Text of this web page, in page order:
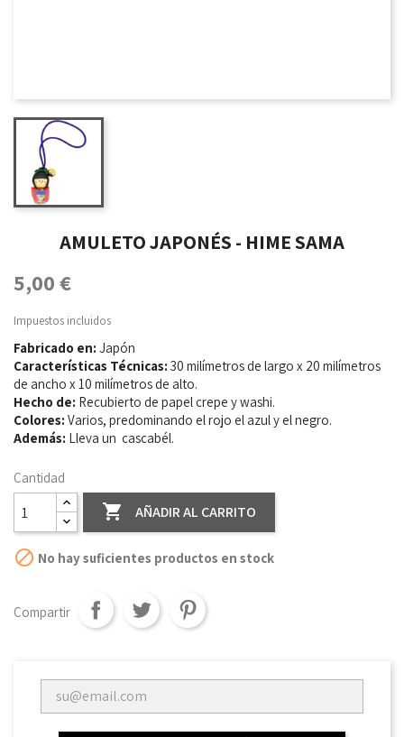
AMULETO JAPONÉS - HIME SAMA
5,00 €
Impuestos incluidos
Fabricado en: Japón
Características Técnicas: 30 milímetros de largo x 20 milímetros
de ancho x 10 milímetros de alto.
Hecho de: Recubierto de papel crepe y washi.
Colores: Varios, predominando el rojo el azul y el negro.
Además: Lleva un cascabél.
Cantidad
 AÑADIR AL CARRITO
 No hay suficientes productos en stock
Compartir